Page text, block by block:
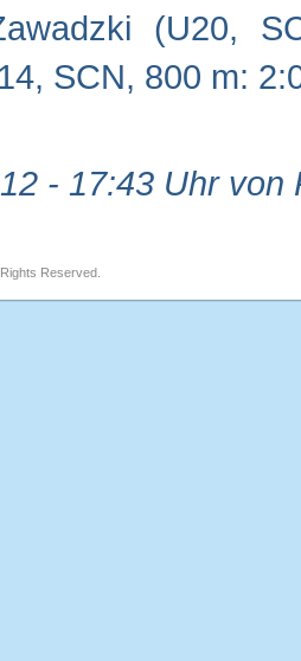
(U20,
SCN, 800 m:
- 17:43 Uhr von
Reserved.